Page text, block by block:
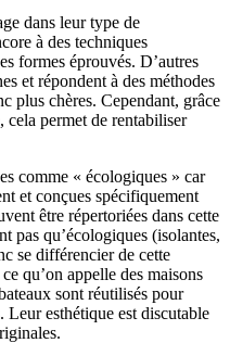
dans leur type de
à des techniques
formes éprouvés. D’autres
et répondent à des méthodes
plus chères. Cependant, grâce
cela permet de rentabiliser
comme « écologiques » car
et conçues spécifiquement
être répertoriées dans cette
pas qu’écologiques (isolantes,
se différencier de cette
qu’on appelle des maisons
sont réutilisés pour
Leur esthétique est discutable